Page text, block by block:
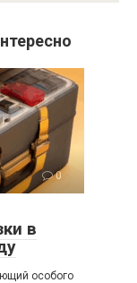
0
в
особого